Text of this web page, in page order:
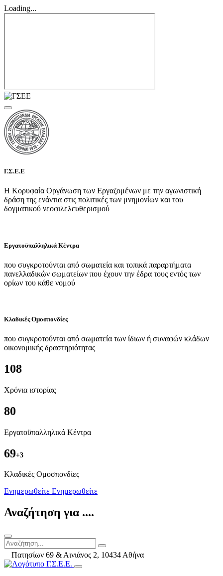
Loading...
Γ.Σ.Ε.Ε
Η Κορυφαία Οργάνωση των Εργαζομένων με την αγωνιστική
δράση της ενάντια στις πολιτικές των μνημονίων και του
δογματικού νεοφιλελευθερισμού
Εργατοϋπαλληλικά Κέντρα
που συγκροτούνται από σωματεία και τοπικά παραρτήματα
πανελλαδικών σωματείων που έχουν την έδρα τους εντός των
ορίων του κάθε νομού
Κλαδικές Ομοσπονδίες
που συγκροτούνται από σωματεία των ίδιων ή συναφών κλάδων
οικονομικής δραστηριότητας
108
Χρόνια ιστορίας
80
Εργατοϋπαλληλικά Κέντρα
69+3
Kλαδικές Ομοσπονδίες
Ενημερωθείτε Ενημερωθείτε
Αναζήτηση για ....
Πατησίων 69 & Αινιάνος 2, 10434 Αθήνα